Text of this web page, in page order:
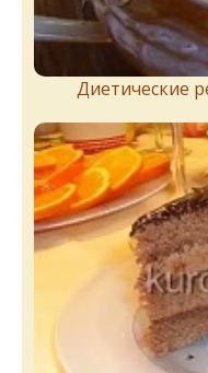
Диетические